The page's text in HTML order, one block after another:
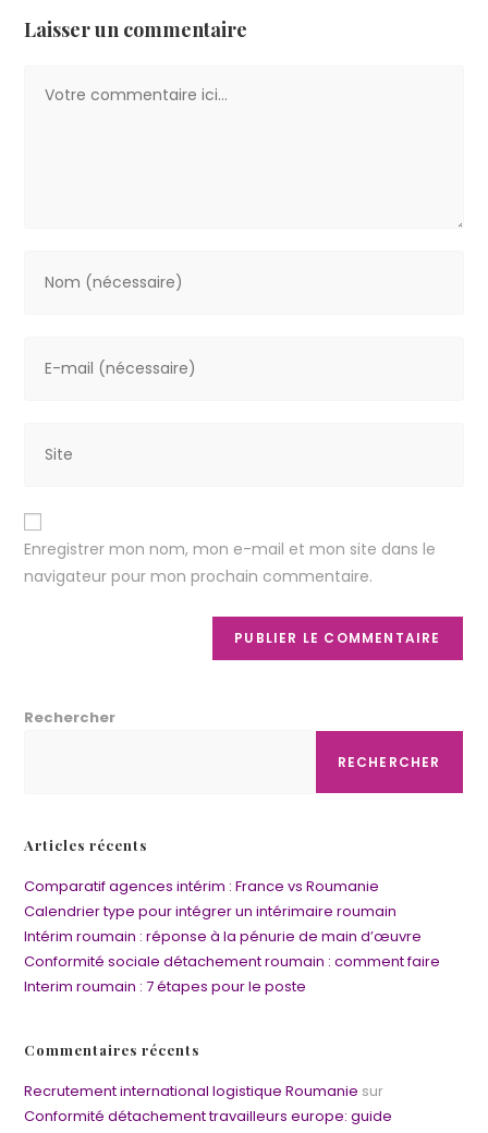
Laisser un commentaire
Enregistrer mon nom, mon e-mail et mon site dans le
navigateur pour mon prochain commentaire.
Rechercher
RECHERCHER
Articles récents
Comparatif agences intérim : France vs Roumanie
Calendrier type pour intégrer un intérimaire roumain
Intérim roumain : réponse à la pénurie de main d’œuvre
Conformité sociale détachement roumain : comment faire
Interim roumain : 7 étapes pour le poste
Commentaires récents
Recrutement international logistique Roumanie sur
Conformité détachement travailleurs europe: guide